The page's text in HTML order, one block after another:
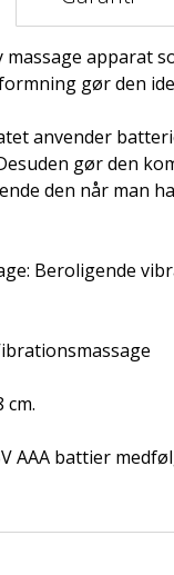
massage apparat
gør den
anvender
gør den
den når man
Beroligende
cm.
AAA battier